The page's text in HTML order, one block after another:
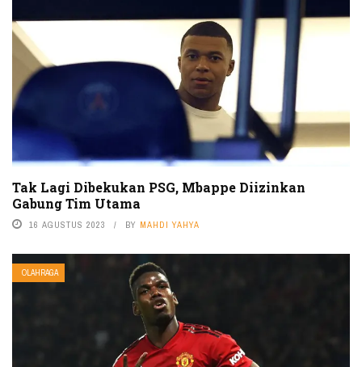
Tak Lagi Dibekukan PSG, Mbappe Diizinkan
Gabung Tim Utama
16 AGUSTUS 2023 BY MAHDI YAHYA
OLAHRAGA